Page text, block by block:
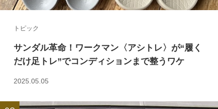
トピック
サンダル革命！ワークマン〈アシトレ〉が“履く
だけ足トレ”でコンディションまで整うワケ
2025.05.05